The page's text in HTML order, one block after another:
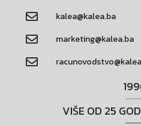
kalea@kalea.ba
marketing@kalea.ba
VIŠE OD 25